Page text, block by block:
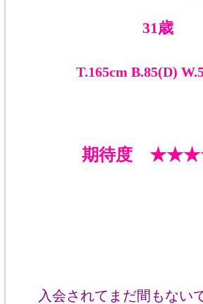
31歳
T.165cm B.85(D)
期待度
入会されてまだ間もない